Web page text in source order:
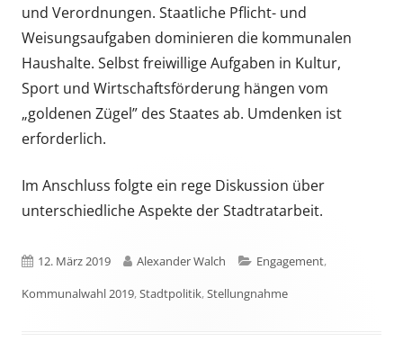
und Verordnungen. Staatliche Pflicht- und
Weisungsaufgaben dominieren die kommunalen
Haushalte. Selbst freiwillige Aufgaben in Kultur,
Sport und Wirtschaftsförderung hängen vom
„goldenen Zügel” des Staates ab. Umdenken ist
erforderlich.
Im Anschluss folgte ein rege Diskussion über
unterschiedliche Aspekte der Stadtratarbeit.
Veröffentlicht
am
12. März 2019 Autor
Alexander Walch Kategorien
Engagement,
Kommunalwahl 2019,Stadtpolitik,Stellungnahme